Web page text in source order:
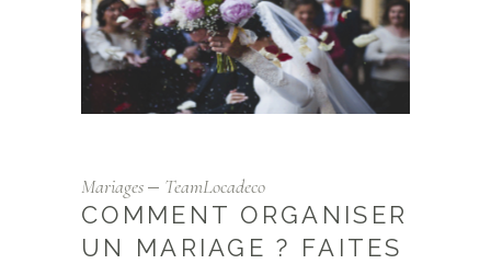
Mariages TeamLocadeco
COMMENT ORGANISER
UN MARIAGE ? FAITES